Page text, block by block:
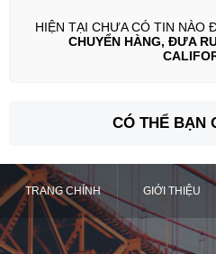
HIỆN TẠI CHƯA CÓ TIN NÀO
CHUYỂN HÀNG, ĐƯA
CÓ THỂ BẠN
TRANG CHÍNH GIỚI THIỆU